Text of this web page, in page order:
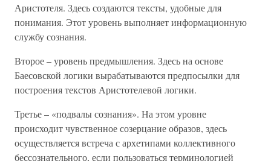
Аристотеля. Здесь создаются тексты, удобные для
понимания. Этот уровень выполняет информационную
службу сознания.
Второе – уровень предмышления. Здесь на основе
Баесовской логики вырабатываются предпосылки для
построения текстов Аристотелевой логики.
Третье – «подвалы сознания». На этом уровне
происходит чувственное созерцание образов, здесь
осуществляется встреча с архетипами коллективного
бессознательного, если пользоваться терминологией